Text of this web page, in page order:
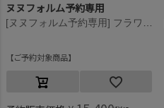
ヌヌフォルム予約専用
ご予約対象商品